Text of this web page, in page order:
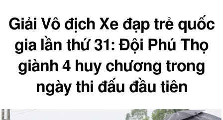
Giải Vô địch Xe đạp trẻ quốc
gia lần thứ 31: Đội Phú Thọ
giành 4 huy chương trong
ngày thi đấu đầu tiên